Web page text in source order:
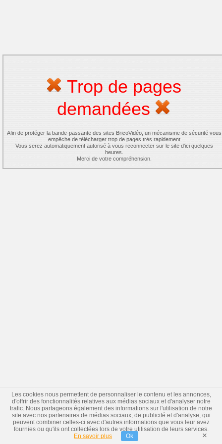
Trop de pages
demandées
Afin de protéger la bande-passante des sites BricoVidéo, un mécanisme de sécurité vous
empêche de télécharger trop de pages très rapidement
Vous serez automatiquement autorisé à vous reconnecter sur le site d'ici quelques
heures.
Merci de votre compréhension.
Les cookies nous permettent de personnaliser le contenu et les annonces,
d'offrir des fonctionnalités relatives aux médias sociaux et d'analyser notre
trafic. Nous partageons également des informations sur l'utilisation de notre
site avec nos partenaires de médias sociaux, de publicité et d'analyse, qui
peuvent combiner celles-ci avec d'autres informations que vous leur avez
fournies ou qu'ils ont collectées lors de votre utilisation de leurs services.
En savoir plus
Ok ×